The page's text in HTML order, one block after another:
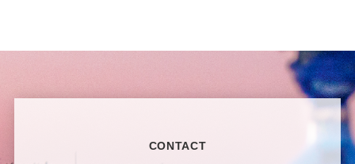
CONTACT